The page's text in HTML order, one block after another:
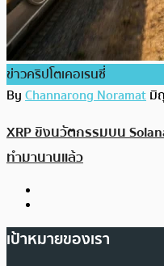
ข่าวคริปโตเคอเรนซี่
ByChannarong Noramatมิ
XRP ขิงนวัตกรรมบน
ทำมานานแล้ว
เป้าหมายของเรา